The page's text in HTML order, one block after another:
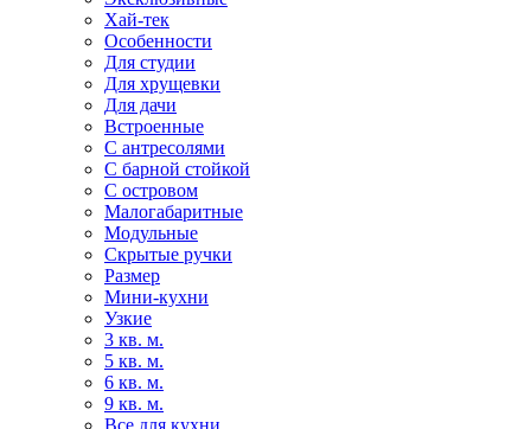
Хай-тек
Особенности
Для студии
Для хрущевки
Для дачи
Встроенные
С антресолями
С барной стойкой
С островом
Малогабаритные
Модульные
Скрытые ручки
Размер
Мини-кухни
Узкие
3 кв. м.
5 кв. м.
6 кв. м.
9 кв. м.
Все для кухни